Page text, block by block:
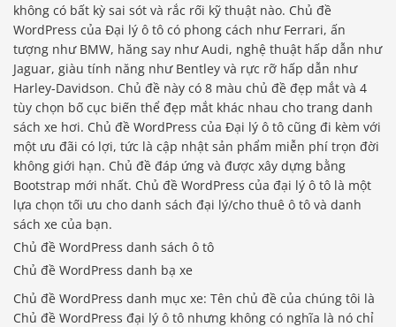
không có bất kỳ sai sót và rắc rối kỹ thuật nào. Chủ đề
WordPress của Đại lý ô tô có phong cách như Ferrari, ấn
tượng như BMW, hăng say như Audi, nghệ thuật hấp dẫn như
Jaguar, giàu tính năng như Bentley và rực rỡ hấp dẫn như
Harley-Davidson. Chủ đề này có 8 màu chủ đề đẹp mắt và 4
tùy chọn bố cục biến thể đẹp mắt khác nhau cho trang danh
sách xe hơi. Chủ đề WordPress của Đại lý ô tô cũng đi kèm với
một ưu đãi có lợi, tức là cập nhật sản phẩm miễn phí trọn đời
không giới hạn. Chủ đề đáp ứng và được xây dựng bằng
Bootstrap mới nhất. Chủ đề WordPress của đại lý ô tô là một
lựa chọn tối ưu cho danh sách đại lý/cho thuê ô tô và danh
sách xe của bạn.
Chủ đề WordPress danh sách ô tô
Chủ đề WordPress danh bạ xe
Chủ đề WordPress danh mục xe: Tên chủ đề của chúng tôi là
Chủ đề WordPress đại lý ô tô nhưng không có nghĩa là nó chỉ